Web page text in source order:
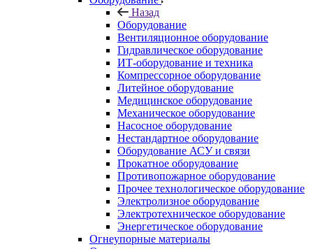
Назад
Оборудование
Вентиляционное оборудование
Гидравлическое оборудование
ИТ-оборудование и техника
Компрессорное оборудование
Литейное оборудование
Медицинское оборудование
Механическое оборудование
Насосное оборудование
Нестандартное оборудование
Оборудование АСУ и связи
Прокатное оборудование
Противопожарное оборудование
Прочее технологическое оборудование
Электролизное оборудование
Электротехническое оборудование
Энергетическое оборудование
Огнеупорные материалы